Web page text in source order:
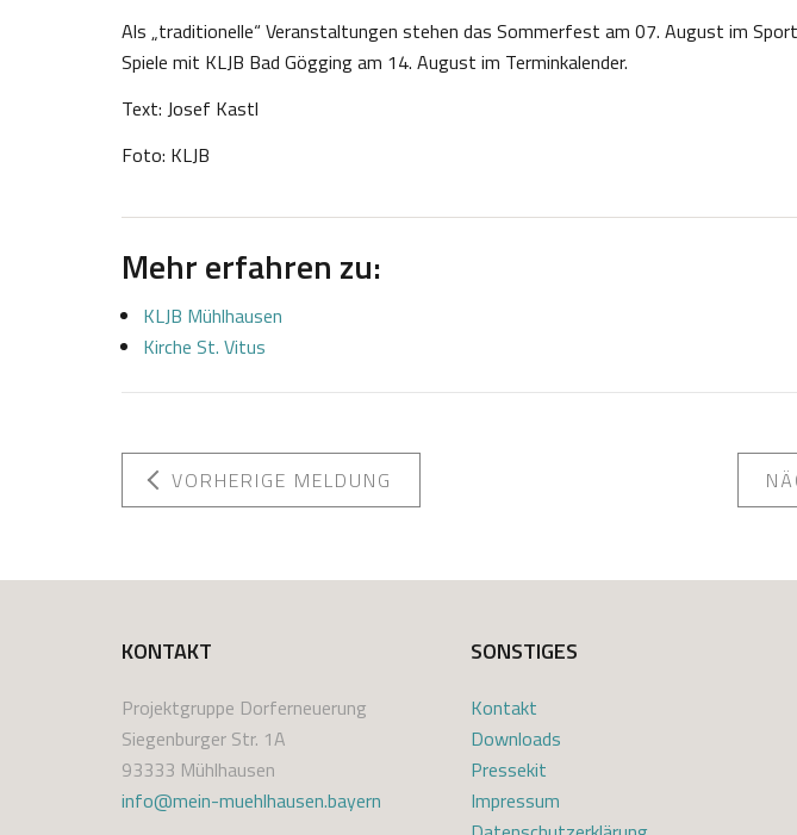
Als „traditionelle“ Veranstaltungen stehen das Sommerfest am 07. August im
Spiele mit KLJB Bad Gögging am 14. August im Terminkalender.
Text: Josef Kastl
Foto: KLJB
Mehr erfahren zu:
KLJB Mühlhausen
Kirche St. Vitus
VORHERIGE MELDUNG
8
0
2
1
f
a
s
t
l
KONTAKT
Projektgruppe Dorferneuerung
Siegenburger Str. 1A
93333 Mühlhausen
info@mein-muehlhausen.bayern
SONSTIGES
Kontakt
Downloads
Pressekit
Impressum